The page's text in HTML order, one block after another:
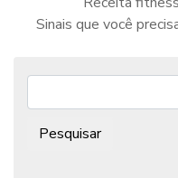
Navegação
Sinais que você